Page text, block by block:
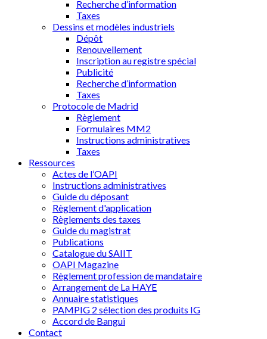
Recherche d’information
Taxes
Dessins et modèles industriels
Dépôt
Renouvellement
Inscription au registre spécial
Publicité
Recherche d’information
Taxes
Protocole de Madrid
Règlement
Formulaires MM2
Instructions administratives
Taxes
Ressources
Actes de l’OAPI
Instructions administratives
Guide du déposant
Règlement d'application
Règlements des taxes
Guide du magistrat
Publications
Catalogue du SAIIT
OAPI Magazine
Règlement profession de mandataire
Arrangement de La HAYE
Annuaire statistiques
PAMPIG 2 sélection des produits IG
Accord de Bangui
Contact